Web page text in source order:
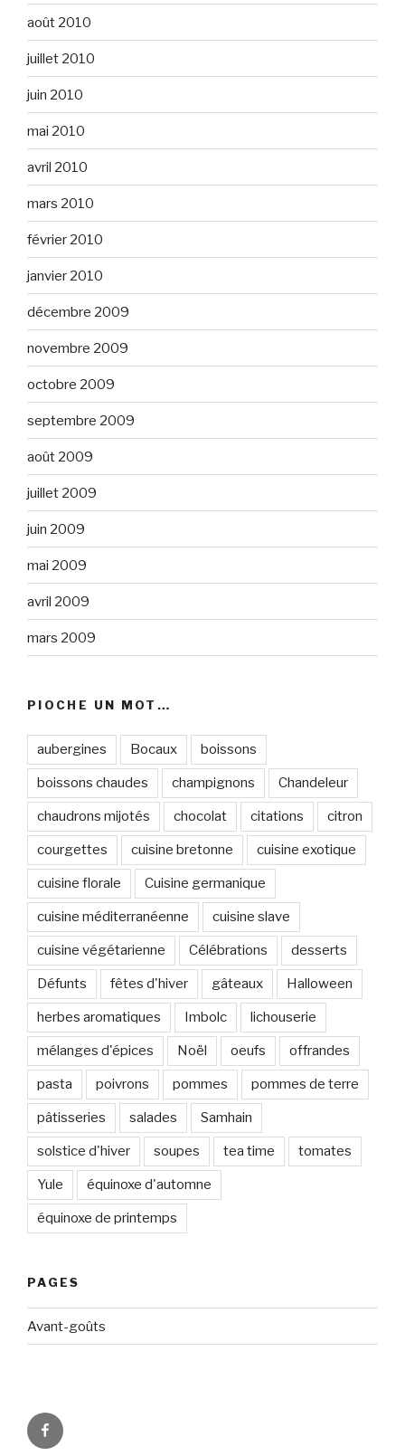
août 2010
juillet 2010
juin 2010
mai 2010
avril 2010
mars 2010
février 2010
janvier 2010
décembre 2009
novembre 2009
octobre 2009
septembre 2009
août 2009
juillet 2009
juin 2009
mai 2009
avril 2009
mars 2009
PIOCHE UN MOT…
aubergines Bocaux boissons
boissons chaudes champignons Chandeleur
chaudrons mijotés chocolat citations citron
courgettes cuisine bretonne cuisine exotique
cuisine florale Cuisine germanique
cuisine méditerranéenne cuisine slave
cuisine végétarienne Célébrations desserts
Défunts fêtes d'hiver gâteaux Halloween
herbes aromatiques Imbolc lichouserie
mélanges d'épices Noël oeufs offrandes
pasta poivrons pommes pommes de terre
pâtisseries salades Samhain
solstice d'hiver soupes tea time tomates
Yule équinoxe d'automne
équinoxe de printemps
PAGES
Avant-goûts
Circadismes
sur